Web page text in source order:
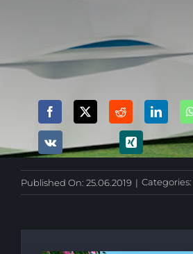
Published On: 25.06.2019 | Categories: